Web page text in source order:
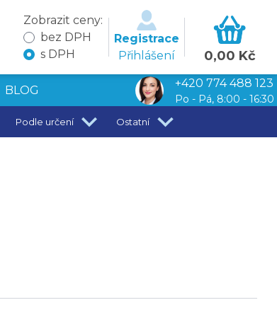
Zobrazit ceny:
bez DPH
s DPH
Registrace
Přihlášení
0,00 Kč
BLOG
+420 774 488 123
Po - Pá, 8:00 - 16:30
Podle určení Ostatní